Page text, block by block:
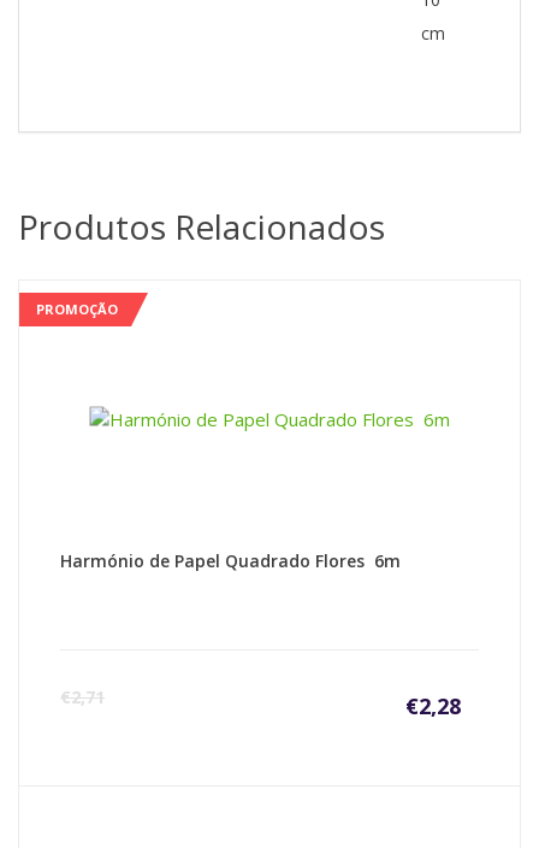
cm
Produtos Relacionados
PROMOÇÃO
Harmónio de Papel Quadrado Flores 6m
€2,71 €2,28